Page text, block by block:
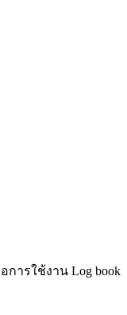
การใช้งาน Log book